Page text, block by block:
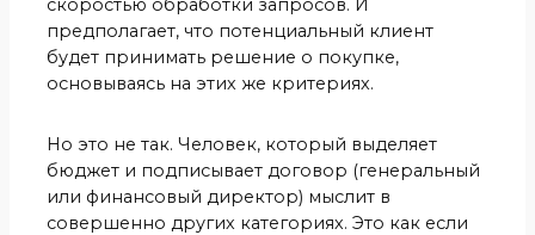
скоростью обработки запросов. И
предполагает, что потенциальный клиент
будет принимать решение о покупке,
основываясь на этих же критериях.
Но это не так. Человек, который выделяет
бюджет и подписывает договор (генеральный
или финансовый директор) мыслит в
совершенно других категориях. Это как если